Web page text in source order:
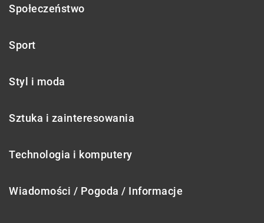
Społeczeństwo
Sport
Styl i moda
Sztuka i zainteresowania
Technologia i komputery
Wiadomości / Pogoda / Informacje